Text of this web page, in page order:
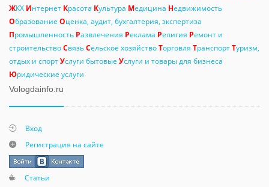
ЖКХ Интернет Красота Культура Медицина Недвижимость
Образование Оценка, аудит, бухгалтерия, экспертиза
Промышленность Развлечения Реклама Религия Ремонт и
строительствоСвязьСельское хозяйствоТорговля ТранспортТуризм,
отдых и спортУслуги бытовые Услуги и товары для бизнеса
Юридические услуги
Vologdainfo.ru
Вход
Регистрация на сайте
Статьи